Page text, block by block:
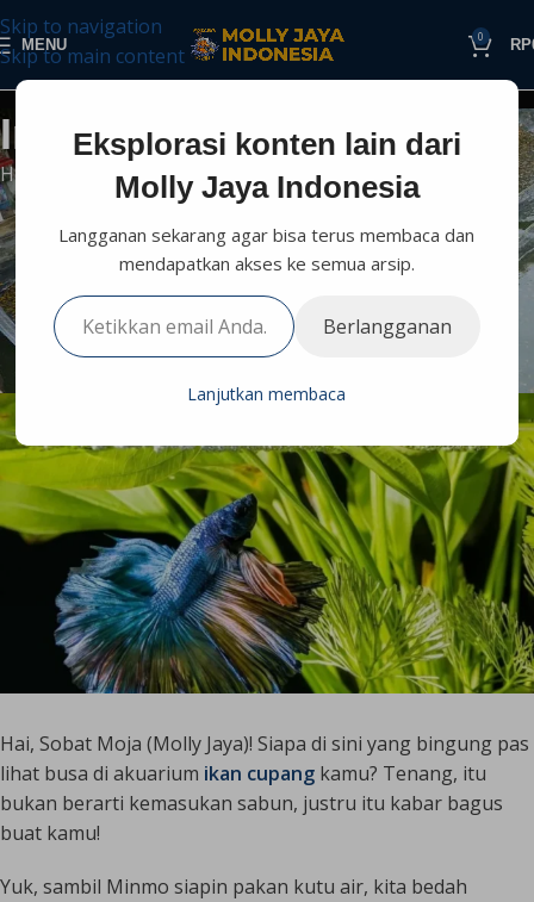
Skip to navigation
Skip to main content
MENU 0 RP
Informasi Perikanan
Home Budidaya Pembenihan Ikan
PEMBENIHAN IKAN
Kenapa Ikan Cupang Membuat
Gelembung? Ternyata Ini Kabar
Baik untukmu!
Hai, Sobat Moja (Molly Jaya)! Siapa di sini yang bingung pas
lihat busa di akuarium ikan cupang kamu? Tenang, itu
bukan berarti kemasukan sabun, justru itu kabar bagus
buat kamu!
Yuk, sambil Minmo siapin pakan kutu air, kita bedah
Eksplorasi konten lain dari
Molly Jaya Indonesia
Langganan sekarang agar bisa terus membaca dan
mendapatkan akses ke semua arsip.
Berlangganan
Lanjutkan membaca